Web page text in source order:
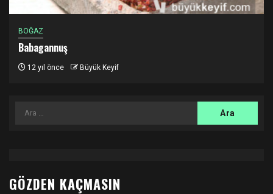
BOĞAZ
Babagannuş
12 yıl önce Büyük Keyif
Arama:
GÖZDEN KAÇMASIN